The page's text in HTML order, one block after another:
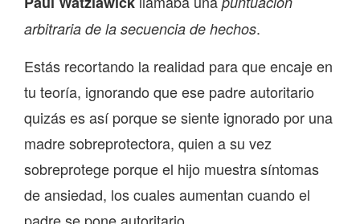
arbitraria de la secuencia de hechos.
Estás recortando la realidad para que encaje en
tu teoría, ignorando que ese padre autoritario
quizás es así porque se siente ignorado por una
madre sobreprotectora, quien a su vez
sobreprotege porque el hijo muestra síntomas
de ansiedad, los cuales aumentan cuando el